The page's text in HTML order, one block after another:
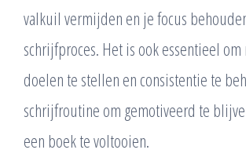
valkuil vermijden en je focus
schrijfproces. Het is ook essentieel
doelen te stellen en consistentie te
schrijfroutine om gemotiveerd te
een boek te voltooien.